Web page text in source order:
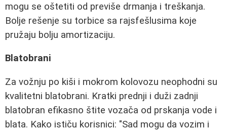
mogu se oštetiti od previše drmanja i treškanja.
Bolje rešenje su torbice sa rajsfešlusima koje
pružaju bolju amortizaciju.
Blatobrani
Za vožnju po kiši i mokrom kolovozu neophodni su
kvalitetni blatobrani. Kratki prednji i duži zadnji
blatobran efikasno štite vozača od prskanja vode i
blata. Kako ističu korisnici: "Sad mogu da vozim i